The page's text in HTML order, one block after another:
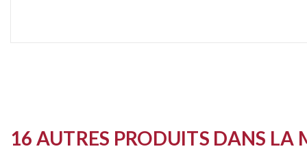
16 AUTRES PRODUITS DANS LA